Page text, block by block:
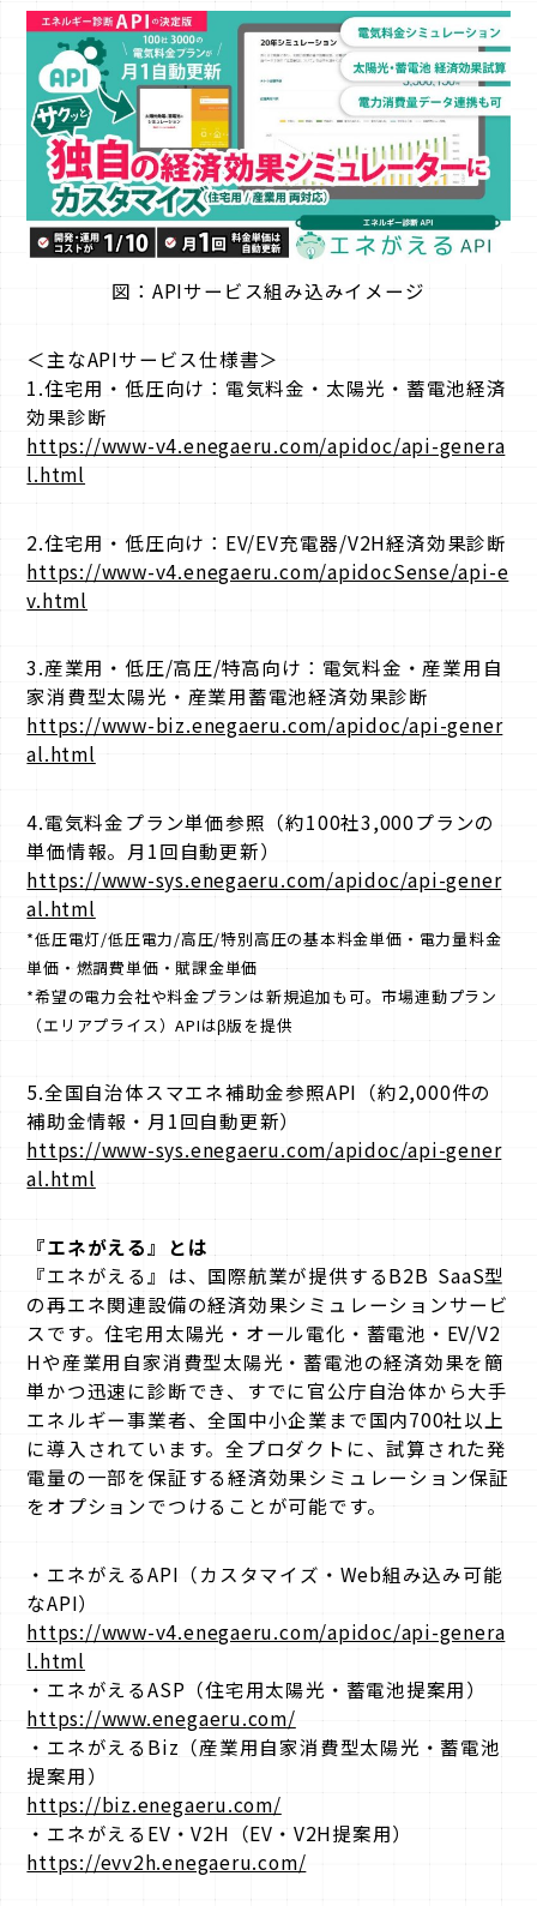
図：APIサービス組み込みイメージ
＜主なAPIサービス仕様書＞
1.住宅用・低圧向け：電気料金・太陽光・蓄電池経済
効果診断
https://www-v4.enegaeru.com/apidoc/api-genera
l.html
2.住宅用・低圧向け：EV/EV充電器/V2H経済効果診断
https://www-v4.enegaeru.com/apidocSense/api-e
v.html
3.産業用・低圧/高圧/特高向け：電気料金・産業用自
家消費型太陽光・産業用蓄電池経済効果診断
https://www-biz.enegaeru.com/apidoc/api-gener
al.html
4.電気料金プラン単価参照（約100社3,000プランの
単価情報。月1回自動更新）
https://www-sys.enegaeru.com/apidoc/api-gener
al.html
*低圧電灯/低圧電力/高圧/特別高圧の基本料金単価・電力量料金
単価・燃調費単価・賦課金単価
*希望の電力会社や料金プランは新規追加も可。市場連動プラン
（エリアプライス）APIはβ版を提供
5.全国自治体スマエネ補助金参照API（約2,000件の
補助金情報・月1回自動更新）
https://www-sys.enegaeru.com/apidoc/api-gener
al.html
『エネがえる』とは
『エネがえる』は、国際航業が提供するB2B SaaS型
の再エネ関連設備の経済効果シミュレーションサービ
スです。住宅用太陽光・オール電化・蓄電池・EV/V2
Hや産業用自家消費型太陽光・蓄電池の経済効果を簡
単かつ迅速に診断でき、すでに官公庁自治体から大手
エネルギー事業者、全国中小企業まで国内700社以上
に導入されています。全プロダクトに、試算された発
電量の一部を保証する経済効果シミュレーション保証
をオプションでつけることが可能です。
・エネがえるAPI（カスタマイズ・Web組み込み可能
なAPI）
https://www-v4.enegaeru.com/apidoc/api-genera
l.html
・エネがえるASP（住宅用太陽光・蓄電池提案用）
https://www.enegaeru.com/
・エネがえるBiz（産業用自家消費型太陽光・蓄電池
提案用）
https://biz.enegaeru.com/
・エネがえるEV・V2H（EV・V2H提案用）
https://evv2h.enegaeru.com/